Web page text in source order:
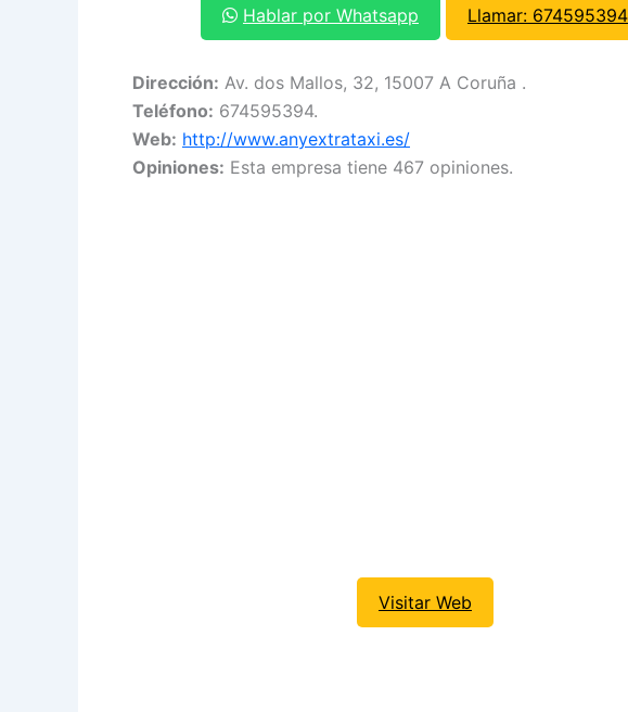
Hablar por Whatsapp Llamar: 674595394
Dirección: Av. dos Mallos, 32, 15007 A Coruña .
Teléfono: 674595394.
Web: http://www.anyextrataxi.es/
Opiniones: Esta empresa tiene 467 opiniones.
Visitar Web